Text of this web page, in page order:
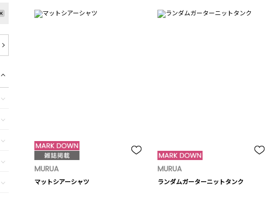
MURUA
マットシアーシャツ
MURUA
ランダムガーターニットタンク